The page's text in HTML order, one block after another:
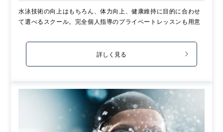
水泳技術の向上はもちろん、体力向上、健康維持に目的に合わせ
て選べるスクール。完全個人指導のプライベートレッスンも用意
詳しく見る